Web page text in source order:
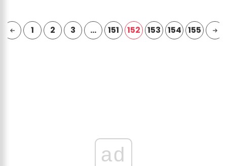
1 2 3 … 151 152 153 154 155
ad